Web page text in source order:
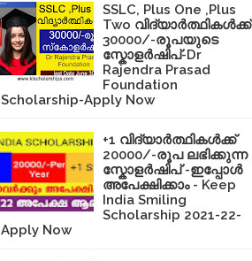
SSLC, Plus One ,Plus
Two വിദ്യാർത്ഥികൾക്ക്
30000/-രൂപയുടെ
സ്കോളർഷിപ്-Dr
Rajendra Prasad
Foundation
Scholarship-Apply Now
+1 വിദ്യാർത്ഥികൾക്ക്
20000/-രൂപ ലഭിക്കുന്ന
സ്കോളർഷിപ് -ഇപ്പോൾ
അപേക്ഷിക്കാം - Keep
India Smiling
Scholarship 2021-22-
Apply Now